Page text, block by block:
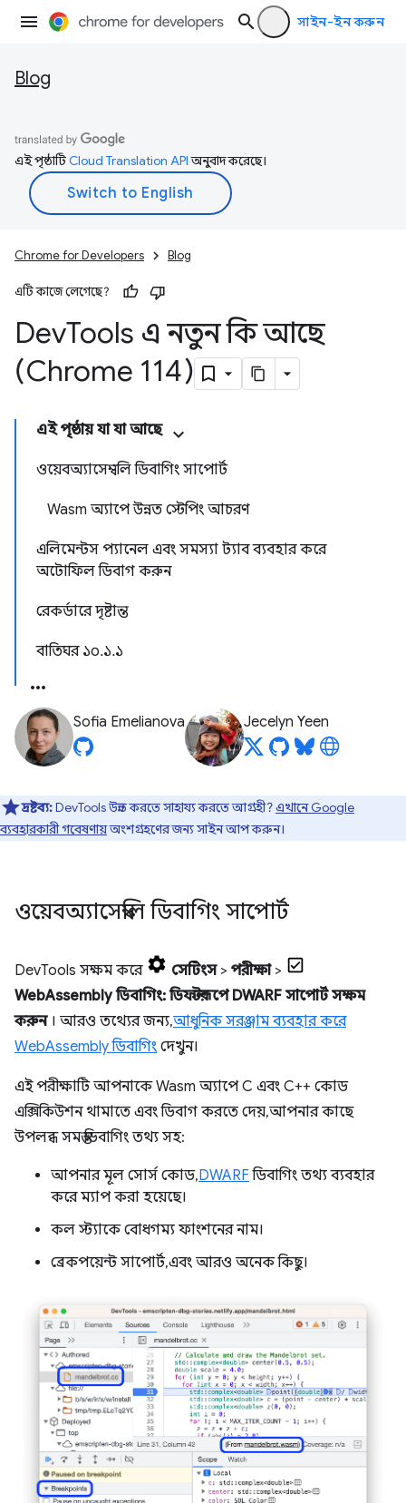
সাইন-ইন করুন
Blog
এই পৃষ্ঠাটিCloud Translation APIঅনুবাদ করেছে।
Chrome for Developers Blog
এটি কাজে লেগেছে?
DevTools এ নতুন কি আছে
(Chrome 114)
এই পৃষ্ঠায় যা যা আছে
ওয়েবঅ্যাসেম্বলি ডিবাগিং সাপোর্ট
Wasm অ্যাপে উন্নত স্টেপিং আচরণ
এলিমেন্টস প্যানেল এবং সমস্যা ট্যাব ব্যবহার করে
অটোফিল ডিবাগ করুন
রেকর্ডারে দৃষ্টান্ত
বাতিঘর ১০.১.১
Sofia Emelianova Jecelyn Yeen
দ্রষ্টব্য:DevTools উন্নত করতে সাহায্য করতে আগ্রহী?এখানে Google
ব্যবহারকারী গবেষণায়অংশগ্রহণের জন্য সাইন আপ করুন।
ওয়েবঅ্যাসেম্বলি ডিবাগিং সাপোর্ট
DevTools সক্ষম করে সেটিংস> পরীক্ষা>
WebAssembly ডিবাগিং: ডিফল্টরূপে DWARF সাপোর্ট সক্ষম
করুন। আরও তথ্যের জন্য,আধুনিক সরঞ্জাম ব্যবহার করে
WebAssembly ডিবাগিং দেখুন।
এই পরীক্ষাটি আপনাকে Wasm অ্যাপে C এবং C++ কোড
এক্সিকিউশন থামাতে এবং ডিবাগ করতে দেয়, আপনার কাছে
উপলব্ধ সমস্ত ডিবাগিং তথ্য সহ:
আপনার মূল সোর্স কোড,DWARFডিবাগিং তথ্য ব্যবহার
করে ম্যাপ করা হয়েছে।
কল স্ট্যাকে বোধগম্য ফাংশনের নাম।
ব্রেকপয়েন্ট সাপোর্ট, এবং আরও অনেক কিছু।